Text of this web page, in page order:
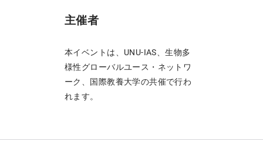
主催者
本イベントは、UNU-IAS、生物多
様性グローバルユース・ネットワ
ーク、国際教養大学の共催で行わ
れます。